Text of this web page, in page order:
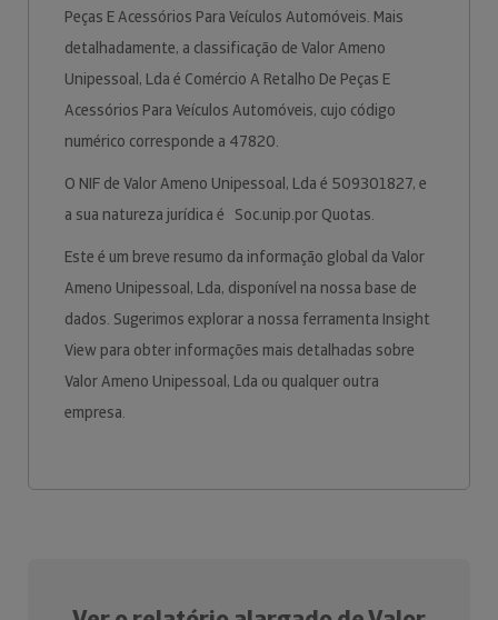
Peças E Acessórios Para Veículos Automóveis. Mais
detalhadamente, a classificação de Valor Ameno
Unipessoal, Lda é Comércio A Retalho De Peças E
Acessórios Para Veículos Automóveis, cujo código
numérico corresponde a 47820.
O NIF de Valor Ameno Unipessoal, Lda é 509301827, e
a sua natureza jurídica é Soc.unip.por Quotas.
Este é um breve resumo da informação global da Valor
Ameno Unipessoal, Lda, disponível na nossa base de
dados. Sugerimos explorar a nossa ferramenta Insight
View para obter informações mais detalhadas sobre
Valor Ameno Unipessoal, Lda ou qualquer outra
empresa.